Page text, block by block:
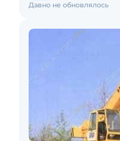
Давно не обновлялось